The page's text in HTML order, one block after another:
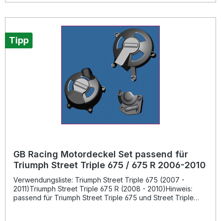
Sturzes bares Geld, da es die empfindlichen Motordeckel
Lichtmaschine und Zündung. Die Produkte von GB Racing
werden weltweit von Spitzen-Rennteams eingesetzt und
tragen die offizielle Zertifizierung „FIM Approved“ der
Fédération Internationale de Motocyclisme für höchste
Verbund für maximale Schlagfestigkeit Einfache Montage
durch verschraubte Befestigung – kein Kleben erforderlich
FIM Approved – offizielle Zertifizierung für Qualität im
Reparaturkosten im Sturzfall Weltweit im Rennsport
erprobte GB Racing Technologie Lieferumfang: 1x
Zündungsdeckel-Protektor Schrauben für die Montage
Tipp
GB Racing Motordeckel Set passend für
Triumph Street Triple 675 / 675 R 2006-2010
Verwendungsliste: Triumph Street Triple 675 (2007 -
2011)Triumph Street Triple 675 R (2008 - 2010)Hinweis:
passend für Triumph Street Triple 675 und Street Triple